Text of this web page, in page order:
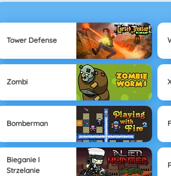
Tower Defense
Zombi
Bomberman
Bieganie I
Strzelanie